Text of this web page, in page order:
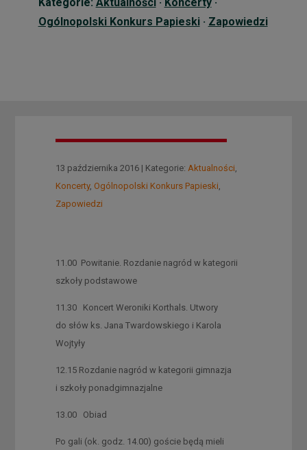
Kategorie: Aktualności· Koncerty·
Ogólnopolski Konkurs Papieski· Zapowiedzi
13 października 2016 | Kategorie: Aktualności
Koncerty, Ogólnopolski Konkurs Papieski
Zapowiedzi
11.00 Powitanie. Rozdanie nagród w kategorii
szkoły podstawowe
11.30 Koncert Weroniki Korthals. Utwory
do słów ks. Jana Twardowskiego i Karola
Wojtyły
12.15 Rozdanie nagród w kategorii gimnazja
i szkoły ponadgimnazjalne
13.00 Obiad
Po gali (ok. godz. 14.00) goście będą mieli